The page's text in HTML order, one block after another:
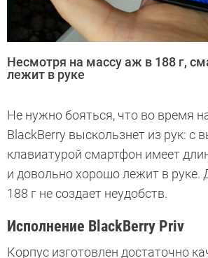
Несмотря на массу аж в 188 г,
лежит в руке
Не нужно бояться, что во время
BlackBerry выскользнет из рук: с
клавиатурой смартфон имеет
и довольно хорошо лежит в руке.
188 г не создает неудобств.
Исполнение BlackBerry Priv
Корпус изготовлен достаточно